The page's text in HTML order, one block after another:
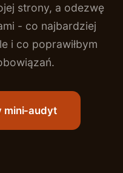
strony, a odezwę
- co najbardziej
i co poprawiłbym
mini-audyt